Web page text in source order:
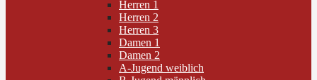
Herren 1
Herren 2
Herren 3
Damen 1
Damen 2
A-Jugend weiblich